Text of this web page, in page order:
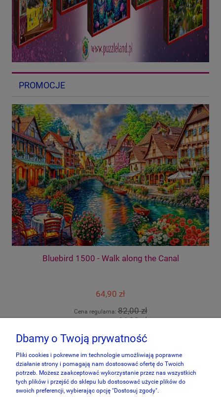
PROMOCJE
Bluebird 1500 - Walk along the Canal
64,90 zł
Cena regularna:82,00 zł
64,90 zł
do koszyka
Dbamy o Twoją prywatność
Pliki cookies i pokrewne im technologie umożliwiają poprawne
działanie strony i pomagają nam dostosować ofertę do Twoich
potrzeb. Możesz zaakceptować wykorzystanie przez nas wszystkich
tych plików i przejść do sklepu lub dostosować użycie plików do
swoich preferencji, wybierając opcję "Dostosuj zgody".